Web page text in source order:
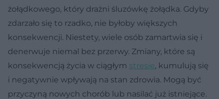
żołądkowego, który drażni śluzówkę żołądka. Gdyby
zdarzało się to rzadko, nie byłoby większych
konsekwencji. Niestety, wiele osób zamartwia się i
denerwuje niemal bez przerwy. Zmiany, które są
konsekwencją życia w ciągłym stresie, kumulują się
i negatywnie wpływają na stan zdrowia. Mogą być
przyczyną nowych chorób lub nasilać już istniejące.